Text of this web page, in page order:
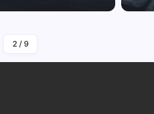
Az Zahra
2 / 9